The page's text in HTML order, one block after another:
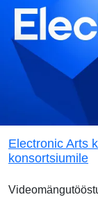
Electronic Arts
konsortsiumile